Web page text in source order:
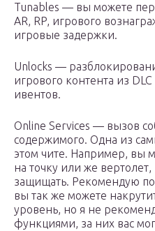
Tunables — вы можете
AR, RP, игрового
игровые задержки.
Unlocks —
игрового контента из
ивентов.
Online Services — вызов
содержимого. Одна из
этом чите. Например, вы
на точку или же
защищать. Рекомендую
вы так же можете
уровень, но я не
функциями, за них вас